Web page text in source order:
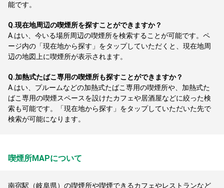
能です。
Q.現在地周辺の喫煙所を探すことができますか？
A. はい、今いる場所周辺の喫煙所を検索することが可能です。ペ
ージ内の「現在地から探す」をタップしていただくと、現在地周
辺の地図上に喫煙所が表示されます。
Q.加熱式たばこ専用の喫煙所も探すことができますか？
A. はい、プルームなどの加熱式たばこ専用の喫煙所や、加熱式た
ばこ専用の喫煙スペースを設けたカフェや居酒屋などに絞った検
索も可能です。「現在地から探す」をタップしていただいた先で
検索が可能になります。
喫煙所MAPについて
南宿駅（岐阜県）の喫煙所や喫煙できるカフェやレストランなど